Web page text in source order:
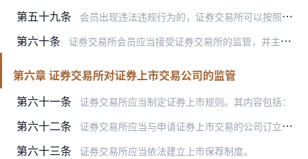
第五十九条 会员出现违法违规行为的，证券交易所可以按照章程、业务规则的规定采取暂停受理或者办理相关业务、限制交易权限、收取惩罚性违约金、取消会员资格等自律监管措施或者纪律处…
第六十条 证券交易所会员应当接受证券交易所的监管，并主动报告有关问题。
第六章 证券交易所对证券上市交易公司的监管
第六十一条
证券交易所应当制定证券上市规则。其内容包括：
第六十二条 证券交易所应当与申请证券上市交易的公司订立上市协议，确定相互间的权利义务关系。上市协议的内容与格式应当符合法律、行政法规、部门规章的规定。
第六十三条 证券交易所应当依法建立上市保荐制度。